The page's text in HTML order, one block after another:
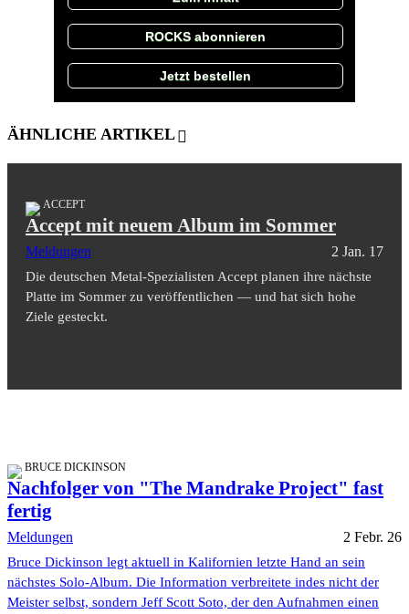
ROCKS abonnieren
Jetzt bestellen
ÄHNLICHE ARTIKEL
ACCEPT
Accept mit neuem Album im Sommer
Meldungen 2 Jan. 17
Die deutschen Metal-Spezialisten Accept planen ihre nächste
Platte im Sommer zu veröffentlichen — und hat sich hohe
Ziele gesteckt.
BRUCE DICKINSON
Nachfolger von "The Mandrake Project" fast
fertig
Meldungen 2 Febr. 26
Bruce Dickinson legt aktuell in Kalifornien letzte Hand an sein
nächstes Solo-Album. Die Information verbreitete indes nicht der
Meister selbst, sondern Jeff Scott Soto, der den Aufnahmen einen